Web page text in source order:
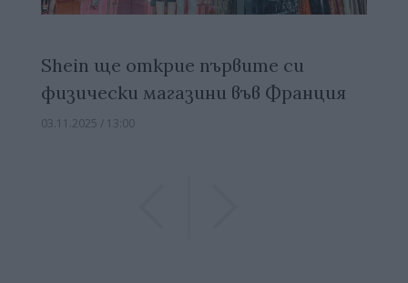
Shein ще открие първите си
физически магазини във Франция
03.11.2025 / 13:00